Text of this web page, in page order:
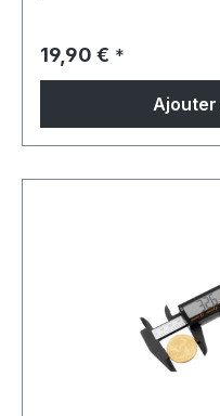
Prix régulier :
19,90 € *
Ajouter